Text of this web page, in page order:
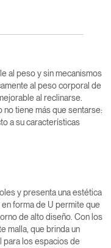
al peso y sin mecanismos
al peso corporal de
al reclinarse.
no tiene más que sentarse:
a su características
y presenta una estética
forma de U permite que
de alto diseño. Con los
malla, que brinda un
para los espacios de